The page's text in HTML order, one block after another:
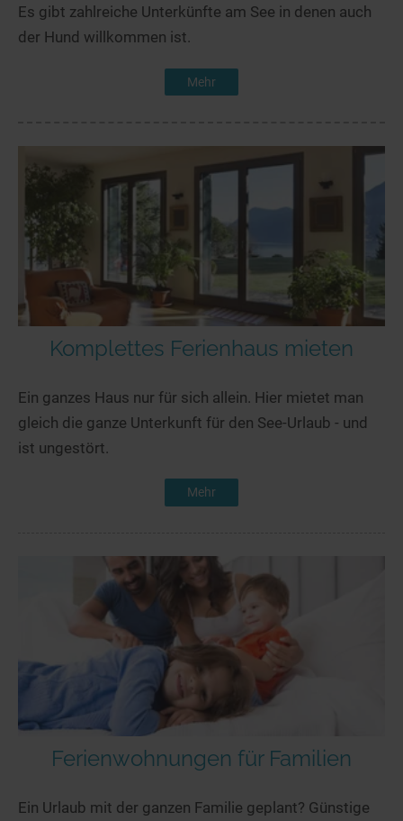
Es gibt zahlreiche Unterkünfte am See in denen auch
der Hund willkommen ist.
Mehr
Komplettes Ferienhaus mieten
Ein ganzes Haus nur für sich allein. Hier mietet man
gleich die ganze Unterkunft für den See-Urlaub - und
ist ungestört.
Mehr
Ferienwohnungen für Familien
Ein Urlaub mit der ganzen Familie geplant? Günstige